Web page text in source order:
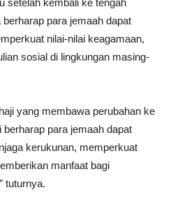
setelah kembali ke tengah
para jemaah dapat
nilai-nilai keagamaan,
sosial di lingkungan masing-
yang membawa perubahan ke
para jemaah dapat
kerukunan, memperkuat
manfaat bagi
tuturnya.